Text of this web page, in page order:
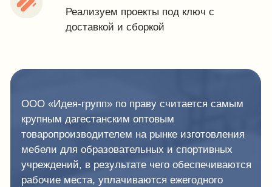
ideagroup05@mail.ru
Заказать звонок
Хасавюрт
Улица Э.Б. Салихова, 29 — Яндекс Карты